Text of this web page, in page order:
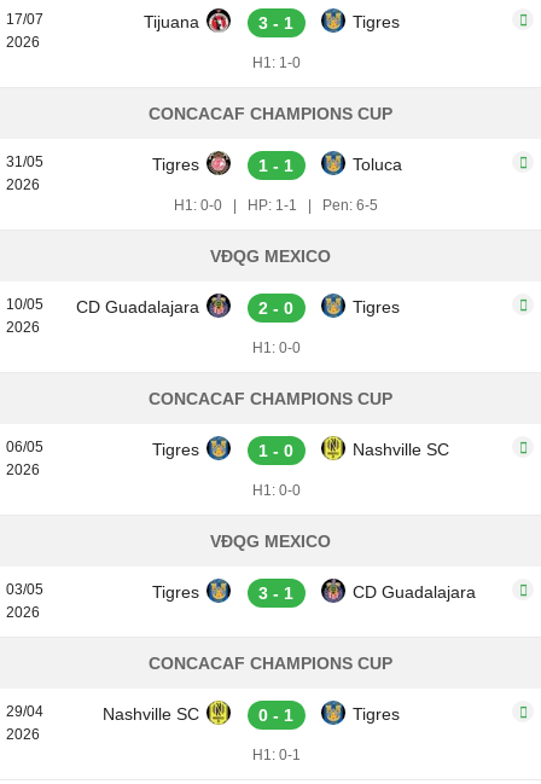
17/07
2026
Tijuana 3 - 1 Tigres
H1: 1-0
CONCACAF CHAMPIONS CUP
31/05
2026
Tigres 1 - 1 Toluca
H1: 0-0 HP: 1-1 Pen: 6-5
VĐQG MEXICO
10/05
2026
CD Guadalajara 2 - 0 Tigres
H1: 0-0
CONCACAF CHAMPIONS CUP
06/05
2026
Tigres 1 - 0 Nashville SC
H1: 0-0
VĐQG MEXICO
03/05
2026
Tigres 3 - 1 CD Guadalajara
CONCACAF CHAMPIONS CUP
29/04
2026
Nashville SC 0 - 1 Tigres
H1: 0-1